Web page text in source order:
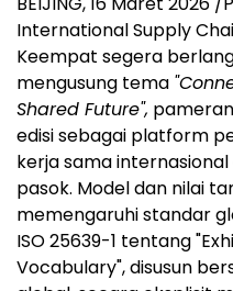
International Supply
Keempat segera
mengusung tema
Shared Future",
edisi sebagai platform
kerja sama
pasok. Model dan nilai
memengaruhi standar
ISO 25639-1 tentang
Vocabulary", disusun